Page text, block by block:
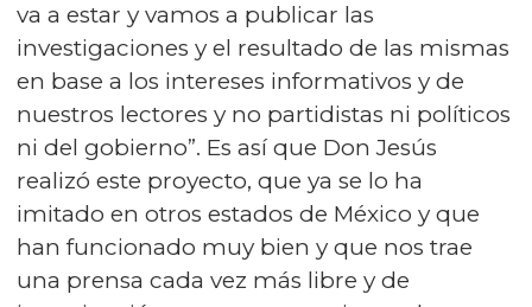
va a estar y vamos a publicar las
investigaciones y el resultado de las mismas
en base a los intereses informativos y de
nuestros lectores y no partidistas ni políticos
ni del gobierno”. Es así que Don Jesús
realizó este proyecto, que ya se lo ha
imitado en otros estados de México y que
han funcionado muy bien y que nos trae
una prensa cada vez más libre y de